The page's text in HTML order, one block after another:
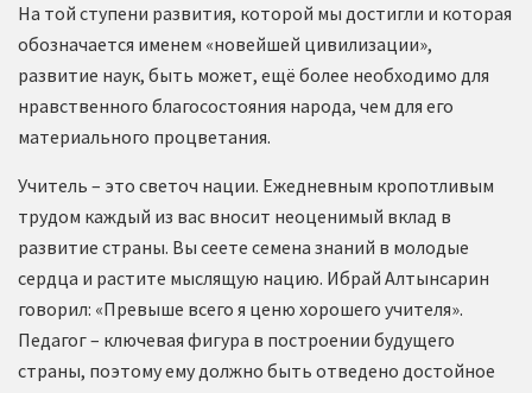
На той ступени развития, которой мы достигли и которая
обозначается именем «новейшей цивилизации»,
развитие наук, быть может, ещё более необходимо для
нравственного благосостояния народа, чем для его
материального процветания.
Учитель – это светоч нации. Ежедневным кропотливым
трудом каждый из вас вносит неоценимый вклад в
развитие страны. Вы сеете семена знаний в молодые
сердца и растите мыслящую нацию. Ибрай Алтынсарин
говорил: «Превыше всего я ценю хорошего учителя».
Педагог – ключевая фигура в построении будущего
страны, поэтому ему должно быть отведено достойное